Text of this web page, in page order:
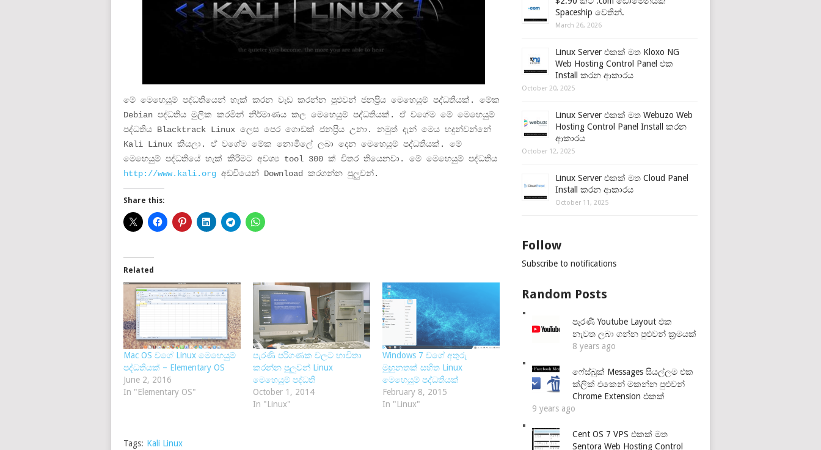
මේ මෙහෙයුම් පද්ධතියෙන් හැක් කරන වැඩ කරන්න පුළුවන් ජනප්‍රිය මෙහෙයුම් පද්ධතියක්. මේක
Debian පද්ධතිය මුලික කරමින් නිර්මාණය කල මෙහෙයුම් පද්ධතියක්. ඒ වගේම මේ මෙහෙයුම්
පද්ධතිය Blacktrack Linux ලෙස පෙර ගොඩක් ජනප්‍රිය උනා. නමුත් දැන් මෙය හදුන්වන්නේ
Kali Linux කියලා. ඒ වගේම මේක නොමිලේ ලබා දෙන මෙහෙයුම් පද්ධතියක්. මේ
මෙහෙයුම් පද්ධතියේ හැක් කිරීමට අවශ්‍ය tool 300 ක් විතර තියෙනවා. මේ මෙහෙයුම් පද්ධතිය
http://www.kali.org අඩවියෙන් Download කරගන්න පුලුවන්.
Share this:
Related
Mac OS වගේ Linux මෙහෙයුම්
පද්ධතියක් – Elementary OS
June 2, 2016
In "Elementary OS"
පැරණි පරිගණක වලට භාවිතා
කරන්න පුලුවන් Linux
මෙහෙයුම් පද්ධති
October 1, 2014
In "Linux"
Windows 7 වගේ අතුරු
මුහුනතක් සහිත Linux
මෙහෙයුම් පද්ධතියක්
February 8, 2015
In "Linux"
Tags: Kali Linux
Spaceship වෙතින්.
March 26, 2026
Linux Server එකක් මත Kloxo NG
Web Hosting Control Panel එක
Install කරන ආකාරය
October 20, 2025
Linux Server එකක් මත Webuzo Web
Hosting Control Panel Install කරන
ආකාරය
October 12, 2025
Linux Server එකක් මත Cloud Panel
Install කරන ආකාරය
October 11, 2025
Follow
Subscribe to notifications
Random Posts
පැරණි Youtube Layout එක
නැවත ලබා ගන්න පුළුවන් ක්‍රමයක්
8 years ago
ෆේස්බුක් Messages සියල්ලම එක
ක්ලික් එකෙන් මකන්න පුළුවන්
Chrome Extension එකක්
9 years ago
Cent OS 7 VPS එකක් මත
Sentora Web Hosting Control